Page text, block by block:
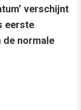
verschijnt
eerste
de normale